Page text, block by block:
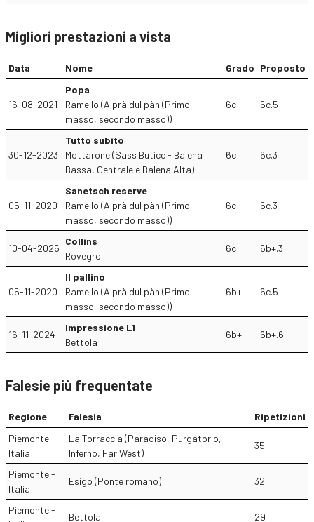
Migliori prestazioni a vista
Data Nome Grado Proposto
16-08-2021
Popa
Ramello (A prà dul pàn (Primo
masso, secondo masso))
6c 6c.5
30-12-2023
Tutto subito
Mottarone (Sass Buticc - Balena
Bassa, Centrale e Balena Alta)
6c 6c.3
05-11-2020
Sanetsch reserve
Ramello (A prà dul pàn (Primo
masso, secondo masso))
6c 6c.3
10-04-2025
Collins
Rovegro
6c 6b+.3
05-11-2020
Il pallino
Ramello (A prà dul pàn (Primo
masso, secondo masso))
6b+ 6c.5
16-11-2024
Impressione L1
Bettola
6b+ 6b+.6
Falesie più frequentate
Regione Falesia
Ripetizioni
Piemonte -
Italia
La Torraccia (Paradiso, Purgatorio,
Inferno, Far West)
35
Piemonte -
Italia
Esigo (Ponte romano) 32
Piemonte -
Bettola 29